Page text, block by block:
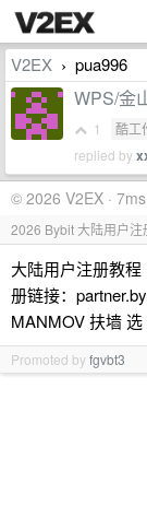
V2EX › pua996
WPS/金
1 酷工
replied by
© 2026 V2EX ·
2026 Bybit 大陆用户注
大陆用户注册教
册链接：
MANMOV 扶墙
Promoted byfgvbt3